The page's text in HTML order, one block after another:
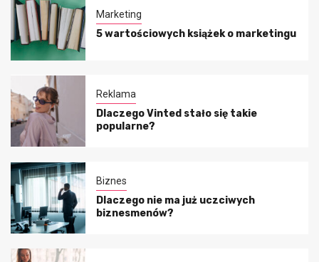
Marketing
5 wartościowych książek o marketingu
Reklama
Dlaczego Vinted stało się takie
popularne?
Biznes
Dlaczego nie ma już uczciwych
biznesmenów?